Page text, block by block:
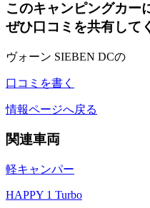
このキャンピングカー
ぜひ口コミを共有して
ヴォーン SIEBEN DCの
口コミを書く
情報ページへ戻る
関連車両
軽キャンパー
HAPPY 1 Turbo